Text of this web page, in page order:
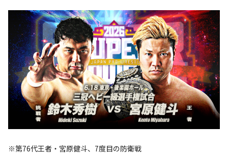
※第76代王者・宮原健斗、7度目の防衛戦